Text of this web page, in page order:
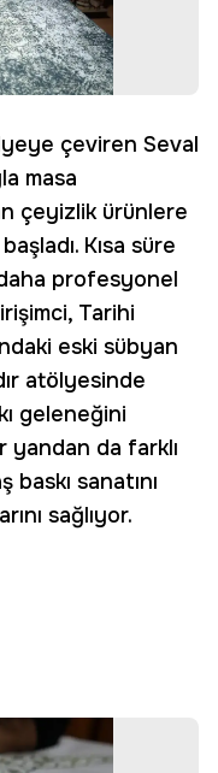
çeviren Seval
masa
çeyizlik ürünlere
Kısa süre
profesyonel
Tarihi
eski sübyan
atölyesinde
geleneğini
yandan da farklı
sanatını
sağlıyor.